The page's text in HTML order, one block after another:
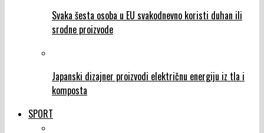
Svaka šesta osoba u EU svakodnevno koristi duhan ili
srodne proizvode
Japanski dizajner proizvodi električnu energiju iz tla i
komposta
SPORT